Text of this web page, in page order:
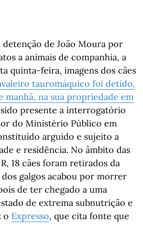
detenção de João Moura por
a animais de companhia, a
quinta-feira, imagens dos cães
tauromáquico foi detido,
manhã, na sua propriedade em
presente a interrogatório
do Ministério Público em
arguido e sujeito a
e residência. No âmbito das
18 cães foram retirados da
galgos acabou por morrer
de ter chegado a uma
de extrema subnutrição e
o Expresso, que cita fonte que